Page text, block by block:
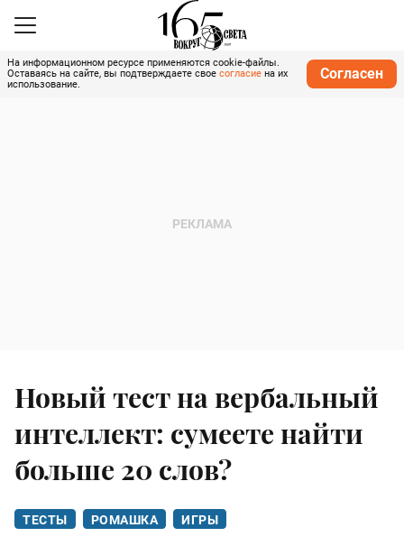
На информационном ресурсе применяются cookie-файлы.
Оставаясь на сайте, вы подтверждаете свое согласие на их
использование.
Согласен
Новый тест на вербальный
интеллект: сумеете найти
больше 20 слов?
ТЕСТЫ РОМАШКА ИГРЫ